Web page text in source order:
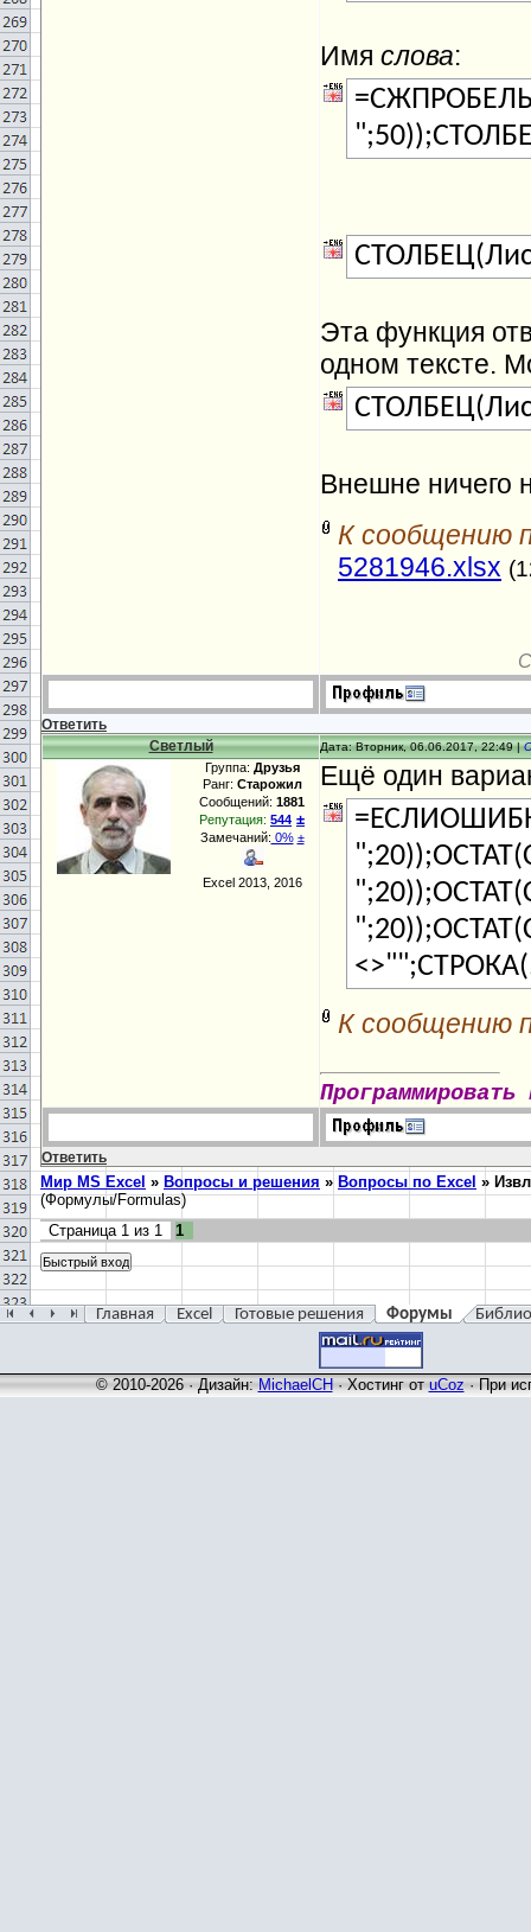
Имя слова:
Эта функция
одном тексте.
Внешне ничего
К сообщению
5281946.xlsx
Ответить
Светлый
Дата: Вторник, 06.06.2017, 22:49 |
Группа: Друзья
Ранг: Старожил
Сообщений: 1881
Репутация: 544 ±
Замечаний: 0% ±
Excel 2013, 2016
Ещё один
<>"";СТРОКА(
К сообщению
Ответить
Мир MS Excel » Вопросы и решения » Вопросы по Excel »
(Формулы/Formulas)
Страница 1 из 1 1
Главная Excel Готовые решения Форумы
© 2010-2026 · Дизайн: MichaelCH · Хостинг от uCoz · При